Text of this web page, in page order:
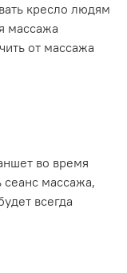
кресло людям
массажа
от массажа
во время
массажа,
всегда